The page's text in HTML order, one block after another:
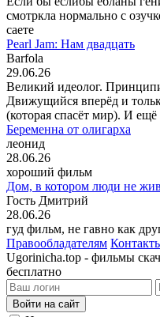
смотркла нормально с
саете
Pearl Jam: Нам двадцать
Barfola
29.06.26
Великий идеолог.
Движущийся вперёд и
(которая спасёт мир). И ещё
Беременна от олигарха
леонид
28.06.26
хороший фильм
Дом, в котором люди не
Гость Дмитрий
28.06.26
гуд фильм, не гавно как
Правообладателям
Ugorinicha.top - фильмы
бесплатно
Войти на сайт